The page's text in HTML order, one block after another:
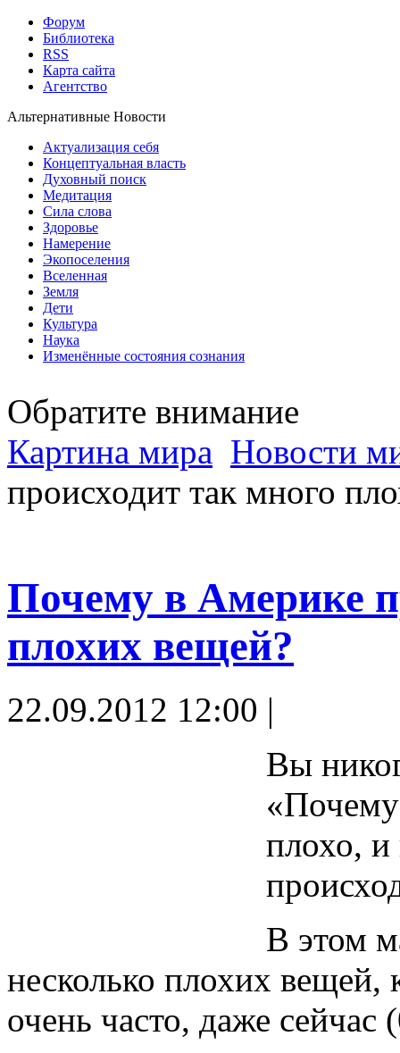
Форум
Библиотека
RSS
Карта сайта
Агентство
Альтернативные Новости
Актуализация себя
Концептуальная власть
Духовный поиск
Медитация
Сила слова
Здоровье
Намерение
Экопоселения
Вселенная
Земля
Дети
Культура
Наука
Изменённые состояния сознания
Обратите внимание
Картина мира Новости
происходит так много
Почему в Америке
плохих вещей?
22.09.2012 12:00 |
Вы
плохо, и
В этом
несколько плохих вещей,
очень часто, даже сейчас